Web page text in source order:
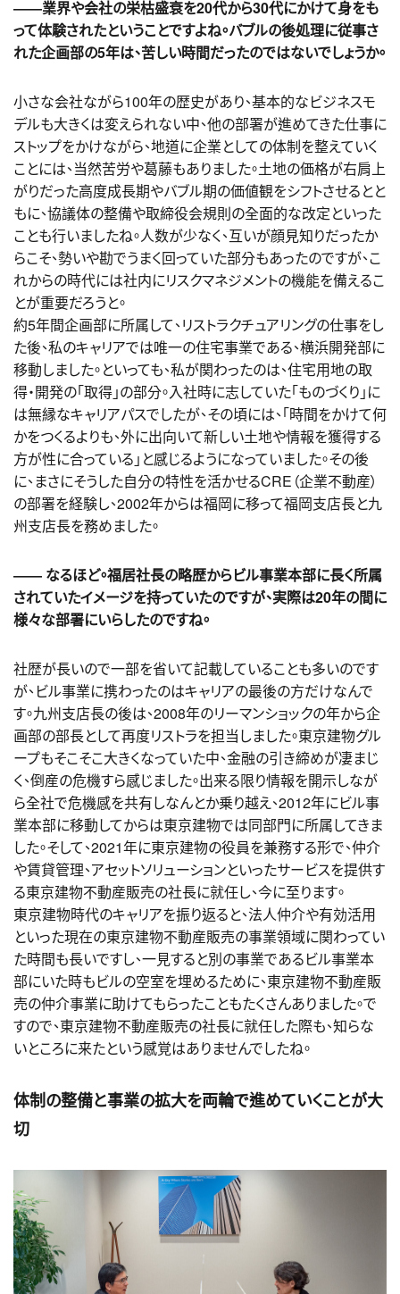
――業界や会社の栄枯盛衰を20代から30代にかけて身をも
って体験されたということですよね。バブルの後処理に従事さ
れた企画部の5年は、苦しい時間だったのではないでしょうか。
小さな会社ながら100年の歴史があり、基本的なビジネスモ
デルも大きくは変えられない中、他の部署が進めてきた仕事に
ストップをかけながら、地道に企業としての体制を整えていく
ことには、当然苦労や葛藤もありました。土地の価格が右肩上
がりだった高度成長期やバブル期の価値観をシフトさせるとと
もに、協議体の整備や取締役会規則の全面的な改定といった
ことも行いましたね。人数が少なく、互いが顔見知りだったか
らこそ、勢いや勘でうまく回っていた部分もあったのですが、こ
れからの時代には社内にリスクマネジメントの機能を備えるこ
とが重要だろうと。
約5年間企画部に所属して、リストラクチュアリングの仕事をし
た後、私のキャリアでは唯一の住宅事業である、横浜開発部に
移動しました。といっても、私が関わったのは、住宅用地の取
得・開発の「取得」の部分。入社時に志していた「ものづくり」に
は無縁なキャリアパスでしたが、その頃には、「時間をかけて何
かをつくるよりも、外に出向いて新しい土地や情報を獲得する
方が性に合っている」と感じるようになっていました。その後
に、まさにそうした自分の特性を活かせるCRE（企業不動産）
の部署を経験し、2002年からは福岡に移って福岡支店長と九
州支店長を務めました。
―― なるほど。福居社長の略歴からビル事業本部に長く所属
されていたイメージを持っていたのですが、実際は20年の間に
様々な部署にいらしたのですね。
社歴が長いので一部を省いて記載していることも多いのです
が、ビル事業に携わったのはキャリアの最後の方だけなんで
す。九州支店長の後は、2008年のリーマンショックの年から企
画部の部長として再度リストラを担当しました。東京建物グル
ープもそこそこ大きくなっていた中、金融の引き締めが凄まじ
く、倒産の危機すら感じました。出来る限り情報を開示しなが
ら全社で危機感を共有しなんとか乗り越え、2012年にビル事
業本部に移動してからは東京建物では同部門に所属してきま
した。そして、2021年に東京建物の役員を兼務する形で、仲介
や賃貸管理、アセットソリューションといったサービスを提供す
る東京建物不動産販売の社長に就任し、今に至ります。
東京建物時代のキャリアを振り返ると、法人仲介や有効活用
といった現在の東京建物不動産販売の事業領域に関わってい
た時間も長いですし、一見すると別の事業であるビル事業本
部にいた時もビルの空室を埋めるために、東京建物不動産販
売の仲介事業に助けてもらったこともたくさんありました。で
すので、東京建物不動産販売の社長に就任した際も、知らな
いところに来たという感覚はありませんでしたね。
体制の整備と事業の拡大を両輪で進めていくことが大
切